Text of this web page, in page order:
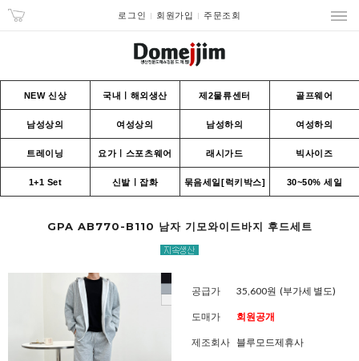
로그인 회원가입 주문조회
NEW 신상 국내ㅣ해외생산 제2물류센터 골프웨어
남성상의 여성상의 남성하의 여성하의
트레이닝 요가ㅣ스포츠웨어 래시가드 빅사이즈
1+1 Set 신발ㅣ잡화 묶음세일[럭키박스] 30~50% 세일
GPA AB770-B110 남자 기모와이드바지 후드세트
공급가 35,600원 (부가세 별도)
도매가 회원공개
제조회사 블루모드제휴사